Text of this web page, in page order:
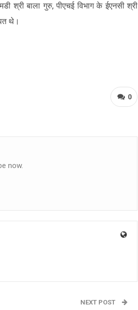
श्री बाला गुरु, पीएचई विभाग के ईएनसी श्री
थे।
0
now.
NEXT POST